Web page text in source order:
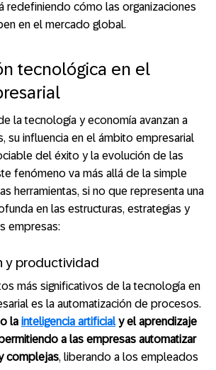
redefiniendo cómo las organizaciones
en el mercado global.
tecnológica en el
la tecnología y economía avanzan a
su influencia en el ámbito empresarial
del éxito y la evolución de las
fenómeno va más allá de la simple
herramientas, si no que representa una
en las estructuras, estrategias y
empresas:
y productividad
más significativos de la tecnología en
es la automatización de procesos.
la inteligencia artificial y el aprendizaje
a las empresas automatizar
complejas, liberando a los empleados